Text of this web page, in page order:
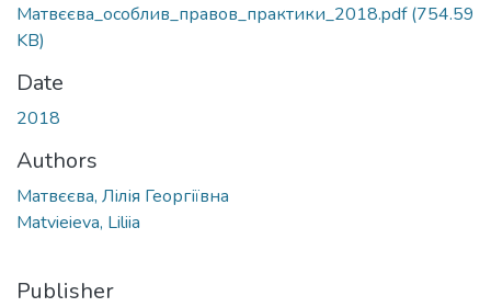
Матвєєва_особлив_правов_практики_2018.pdf(754.59
KB)
Date
2018
Authors
Матвєєва, Лілія Георгіївна
Matvieieva, Liliia
Publisher